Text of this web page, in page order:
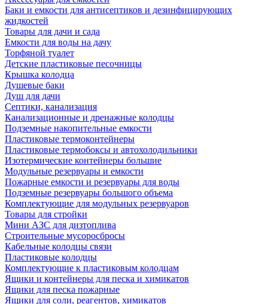
Баки и емкости для антисептиков и дезинфицирующих
жидкостей
Товары для дачи и сада
Емкости для воды на дачу
Торфяной туалет
Детские пластиковые песочницы
Крышка колодца
Душевые баки
Душ для дачи
Септики, канализация
Канализационные и дренажные колодцы
Подземные накопительные емкости
Пластиковые термоконтейнеры
Пластиковые термобоксы и автохолодильники
Изотермические контейнеры большие
Модульные резервуары и емкости
Пожарные емкости и резервуары для воды
Подземные резервуары большого объема
Комплектующие для модульных резервуаров
Товары для стройки
Мини АЗС для дизтоплива
Строительные мусоросбросы
Кабельные колодцы связи
Пластиковые колодцы
Комплектующие к пластиковым колодцам
Ящики и контейнеры для песка и химикатов
Ящики для песка пожарные
Ящики для соли, реагентов, химикатов